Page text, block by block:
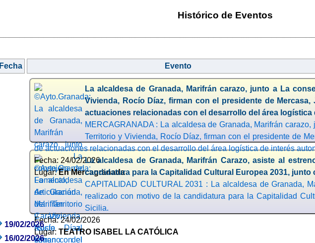
Histórico de Eventos
Fecha Evento
La alcaldesa de Granada, Marifrán carazo, junto a La
Vivienda, Rocío Díaz, firman con el presidente de
actuaciones relacionadas con el desarrollo del área
MERCAGRANADA : La alcaldesa de Granada, Marifrán
Territorio y Vivienda, Rocío Díaz, firman con el presidente de
de actuaciones relacionadas con el desarrollo del área logística de interés
Fecha: 24/02/2026
Lugar:En Mercagranada
La alcaldesa de Granada, Marifrán Carazo, asiste al
candidatura para la Capitalidad Cultural Europea 2031, junto
CAPITALIDAD CULTURAL 2031 : La alcaldesa de Granada,
realizado con motivo de la candidatura para la Capitalidad
Sicilia.
Fecha: 24/02/2026
Lugar: TEATRO ISABEL LA CATÓLICA
19/02/2026
16/02/2026